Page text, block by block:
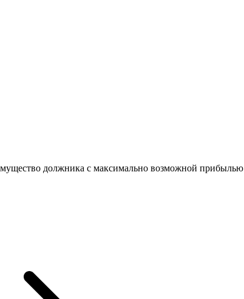
должника с максимально возможной прибылью